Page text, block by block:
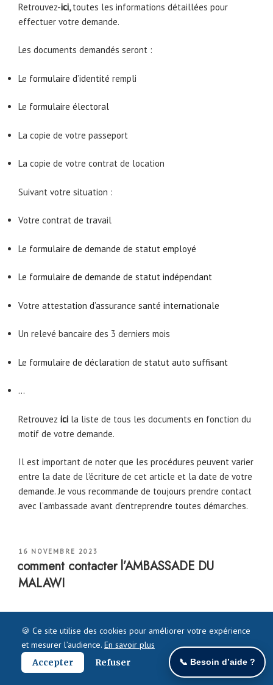
Retrouvez-ici,toutes les informations détaillées pour
effectuer votre demande.
Les documents demandés seront :
Le formulaire d’identité rempli
Le formulaire électoral
La copie de votre passeport
La copie de votre contrat de location
Suivant votre situation :
Votre contrat de travail
Le formulaire de demande de statut employé
Le formulaire de demande de statut indépendant
Votre attestation d’assurance santé internationale
Un relevé bancaire des 3 derniers mois
Le formulaire de déclaration de statut auto suffisant
…
Retrouvez ici la liste de tous les documents en fonction du
motif de votre demande.
Il est important de noter que les procédures peuvent varier
entre la date de l’écriture de cet article et la date de votre
demande. Je vous recommande de toujours prendre contact
avec l’ambassade avant d’entreprendre toutes démarches.
PUBLIÉ
16 NOVEMBRE 2023
comment contacter l’AMBASSADE DU
MALAWI
🍪 Ce site utilise des cookies pour améliorer votre expérience
et mesurer l’audience. En savoir plus
Accepter
Refuser 📞 Besoin d’aide ?